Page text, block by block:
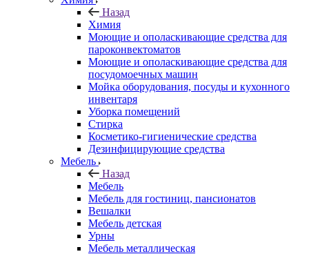
Назад
Химия
Моющие и ополаскивающие средства для
пароконвектоматов
Моющие и ополаскивающие средства для
посудомоечных машин
Мойка оборудования, посуды и кухонного
инвентаря
Уборка помещений
Стирка
Косметико-гигиенические средства
Дезинфицирующие средства
Мебель
Назад
Мебель
Мебель для гостиниц, пансионатов
Вешалки
Мебель детская
Урны
Мебель металлическая